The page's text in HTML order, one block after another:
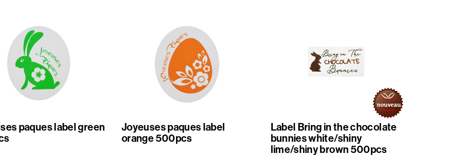
paques label green
Joyeuses paques label
orange 500pcs
Label Bring in the chocolate
bunnies white/shiny
lime/shiny brown 500pcs